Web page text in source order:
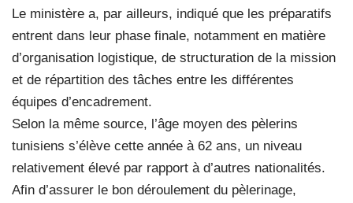
Le ministère a, par ailleurs, indiqué que les préparatifs
entrent dans leur phase finale, notamment en matière
d’organisation logistique, de structuration de la mission
et de répartition des tâches entre les différentes
équipes d’encadrement.
Selon la même source, l’âge moyen des pèlerins
tunisiens s’élève cette année à 62 ans, un niveau
relativement élevé par rapport à d’autres nationalités.
Afin d’assurer le bon déroulement du pèlerinage,